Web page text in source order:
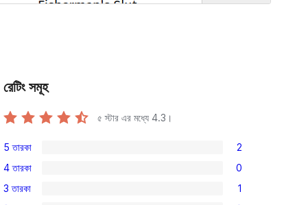
রেটিং সমূহ
৫ স্টার এর মধ্যে 4.3 ।
2টি
5-
স্টার
5 তারকা 2
0টি
4-
4 তারকা 0
1টি
3 তারকা 1